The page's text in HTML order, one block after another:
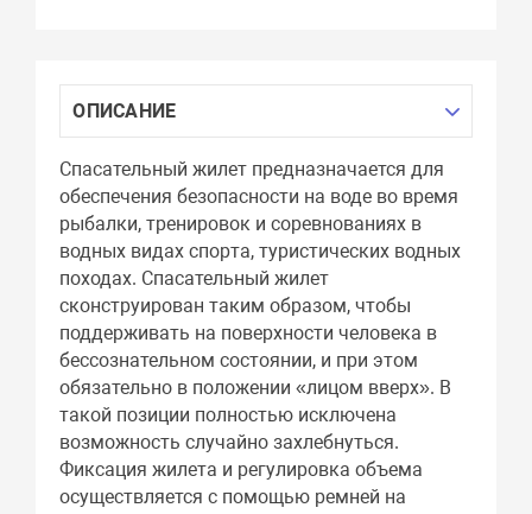
ОПИСАНИЕ
Спасательный жилет предназначается для
обеспечения безопасности на воде во время
рыбалки, тренировок и соревнованиях в
водных видах спорта, туристических водных
походах. Спасательный жилет
сконструирован таким образом, чтобы
поддерживать на поверхности человека в
бессознательном состоянии, и при этом
обязательно в положении «лицом вверх». В
такой позиции полностью исключена
возможность случайно захлебнуться.
Фиксация жилета и регулировка объема
осуществляется с помощью ремней на